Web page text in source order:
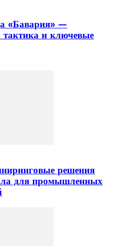
«Бавария» —
тактика и ключевые
решения
для промышленных